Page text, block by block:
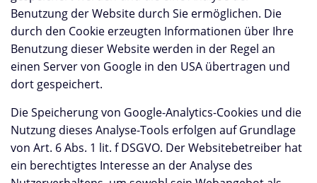
Benutzung der Website durch Sie ermöglichen. Die
durch den Cookie erzeugten Informationen über Ihre
Benutzung dieser Website werden in der Regel an
einen Server von Google in den USA übertragen und
dort gespeichert.
Die Speicherung von Google-Analytics-Cookies und die
Nutzung dieses Analyse-Tools erfolgen auf Grundlage
von Art. 6 Abs. 1 lit. f DSGVO. Der Websitebetreiber hat
ein berechtigtes Interesse an der Analyse des